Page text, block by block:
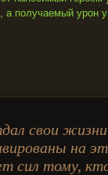
а получаемый урон
свои
на
сил тому,